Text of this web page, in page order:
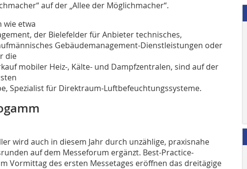
auf der „Allee der Möglichmacher“.
wie etwa
der Bielefelder für Anbieter technisches,
Gebäudemanagement-Dienstleistungen oder
die
mobiler Heiz-, Kälte- und Dampfzentralen, sind auf der
Spezialist für Direktraum-Luftbefeuchtungssysteme.
wird auch in diesem Jahr durch unzählige, praxisnahe
auf dem Messeforum ergänzt. Best-Practice-
Vormittag des ersten Messetages eröffnen das dreitägige